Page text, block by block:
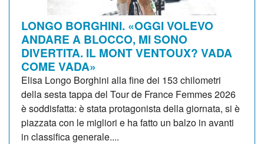
LONGO BORGHINI. «OGGI VOLEVO
ANDARE A BLOCCO, MI SONO
DIVERTITA. IL MONT VENTOUX? VADA
COME VADA»
Elisa Longo Borghini alla fine dei 153 chilometri
della sesta tappa del Tour de France Femmes 2026
è soddisfatta: è stata protagonista della giornata, si è
piazzata con le migliori e ha fatto un balzo in avanti
in classifica generale....